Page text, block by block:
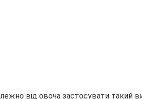
від овоча застосувати такий